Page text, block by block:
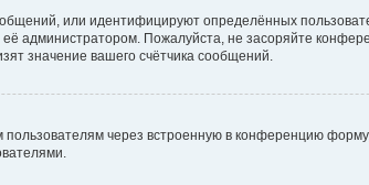
или идентифицируют определённых
администратором. Пожалуйста, не засоряйте
значение вашего счётчика сообщений.
через встроенную в конференцию